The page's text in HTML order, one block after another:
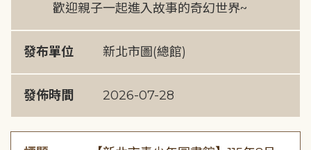
歡迎親子一起進入故事的奇幻世界~
發布單位 新北市圖(總館)
發佈時間 2026-07-28